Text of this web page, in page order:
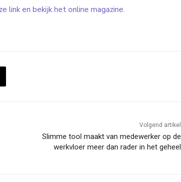
link en bekijk het online magazine.
Volgend artikel
Slimme tool maakt van medewerker op de
werkvloer meer dan rader in het geheel